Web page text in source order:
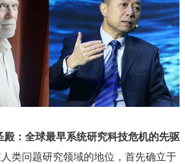
殿：全球最早系统研究科技危机的先驱
问题研究领域的地位，首先确立于